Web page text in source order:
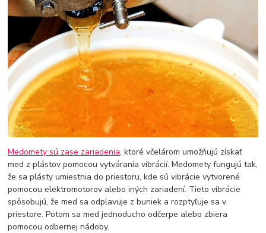
Medomety sú zase zariadenia, ktoré včelárom umožňujú získať
med z plástov pomocou vytvárania vibrácií. Medomety fungujú tak,
že sa plásty umiestnia do priestoru, kde sú vibrácie vytvorené
pomocou elektromotorov alebo iných zariadení. Tieto vibrácie
spôsobujú, že med sa odplavuje z buniek a rozptyľuje sa v
priestore. Potom sa med jednoducho odčerpe alebo zbiera
pomocou odbernej nádoby.